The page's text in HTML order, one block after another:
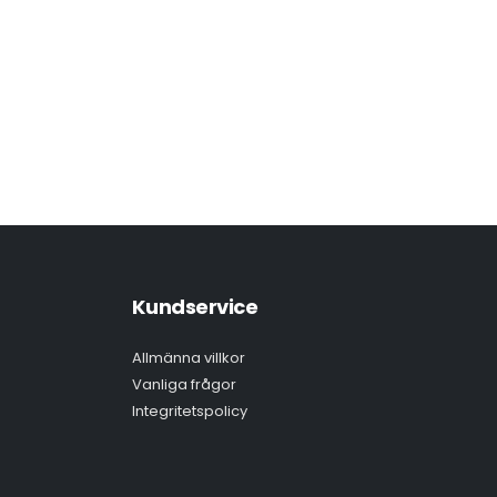
Kundservice
Allmänna villkor
Vanliga frågor
Integritetspolicy